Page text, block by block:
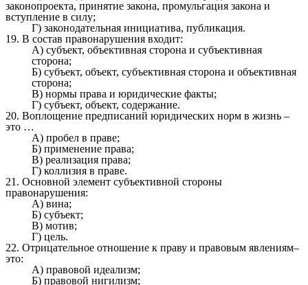
законопроекта, принятие закона, промульгация закона и
вступление в силу;
Г) законодательная инициатива, публикация.
19. В состав правонарушения входит:
А) субъект, объективная сторона и субъективная
сторона;
Б) субъект, объект, субъективная сторона и объективная
сторона;
В) нормы права и юридические факты;
Г) субъект, объект, содержание.
20. Воплощение предписаний юридических норм в жизнь –
это …
А) пробел в праве;
Б) применение права;
В) реализация права;
Г) коллизия в праве.
21. Основной элемент субъективной стороны
правонарушения:
А) вина;
Б) субъект;
В) мотив;
Г) цель.
22. Отрицательное отношение к праву и правовым явлениям–
это:
А) правовой идеализм;
Б) правовой нигилизм;